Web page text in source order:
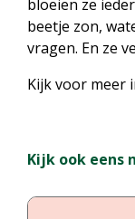
bloeien ze
beetje zon,
vragen. En ze
Kijk voor meer
Kijk ook eens